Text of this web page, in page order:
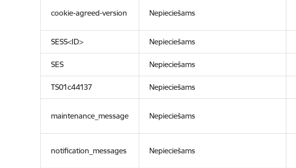
cookie-agreed-version Nepieciešams
SESS<ID> Nepieciešams
SES Nepieciešams
TS01c44137 Nepieciešams
maintenance_message Nepieciešams
notification_messages Nepieciešams